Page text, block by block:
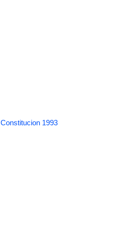
Constitucion 1993